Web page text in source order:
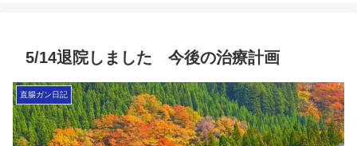
5/14退院しました 今後の治療計画
直腸ガン日記